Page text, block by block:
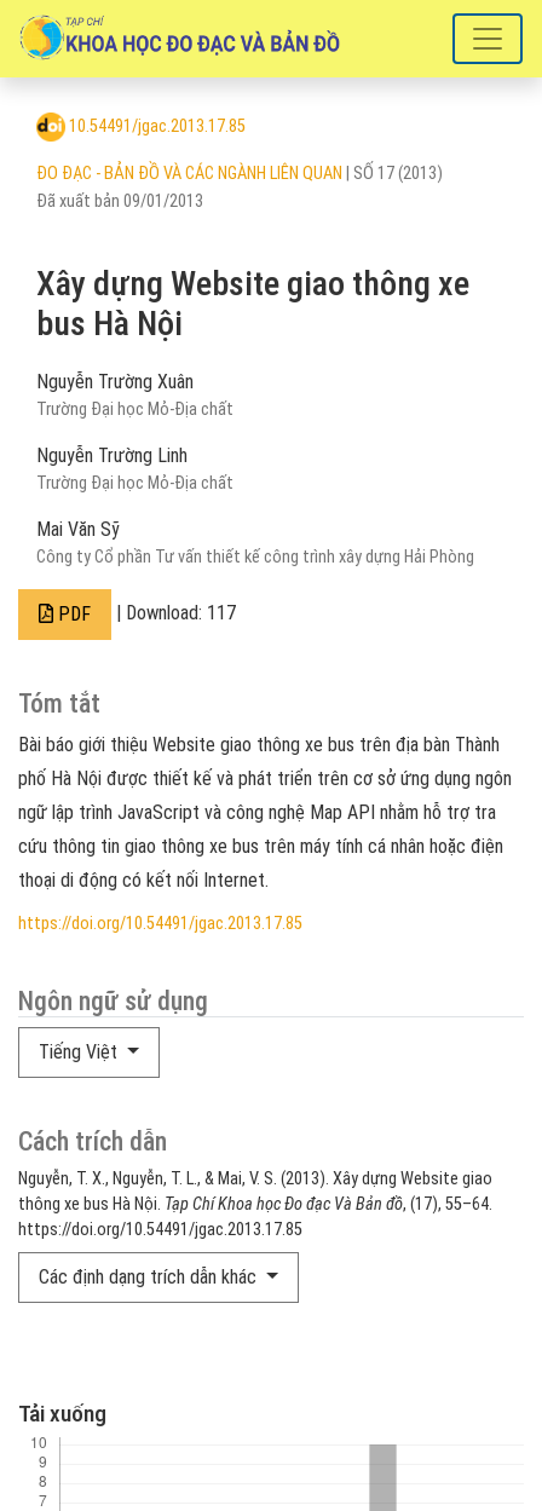
Xây dựng Website giao thông xe bus Hà Nội
ĐO ĐẠC - BẢN ĐỒ VÀ CÁC NGÀNH LIÊN QUAN SỐ 17 (2013)
Xây dựng Website giao thông xe
bus Hà Nội
10.54491/jgac.2013.17.85
Đã xuất bản 09/01/2013
Nguyễn Trường Xuân
Trường Đại học Mỏ-Địa chất
Nguyễn Trường Linh
Trường Đại học Mỏ-Địa chất
Mai Văn Sỹ
Công ty Cổ phần Tư vấn thiết kế công trình xây dựng Hải Phòng
PDF | Download: 117
Ngôn ngữ sử dụng
Tiếng Việt
Cách trích dẫn
Nguyễn, T. X., Nguyễn, T. L., & Mai, V. S. (2013). Xây dựng Website giao
thông xe bus Hà Nội. Tạp Chí Khoa học Đo đạc Và Bản đồ, (17), 55–64.
https://doi.org/10.54491/jgac.2013.17.85
Các định dạng trích dẫn khác
Tóm tắt
Bài báo giới thiệu Website giao thông xe bus trên địa bàn Thành
phố Hà Nội được thiết kế và phát triển trên cơ sở ứng dụng ngôn
ngữ lập trình JavaScript và công nghệ Map API nhằm hỗ trợ tra
cứu thông tin giao thông xe bus trên máy tính cá nhân hoặc điện
thoại di động có kết nối Internet.
https://doi.org/10.54491/jgac.2013.17.85
Tải xuống